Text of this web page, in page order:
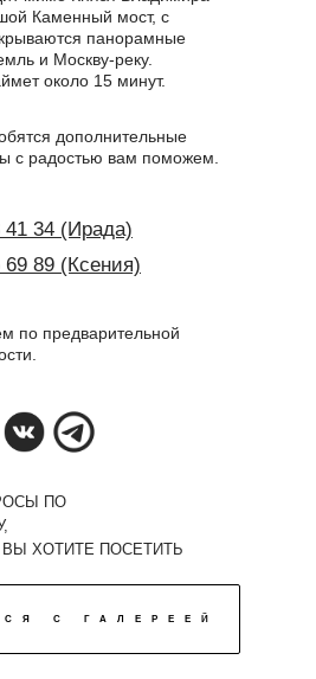
41 34 (Ирада)
69 89 (Ксения)
ПО
ХОТИТЕ ПОСЕТИТЬ
С ГАЛЕРЕЕЙ
Каменный мост, с
панорамные
и Москву-реку.
около 15 минут.
дополнительные
с радостью вам поможем.
по предварительной